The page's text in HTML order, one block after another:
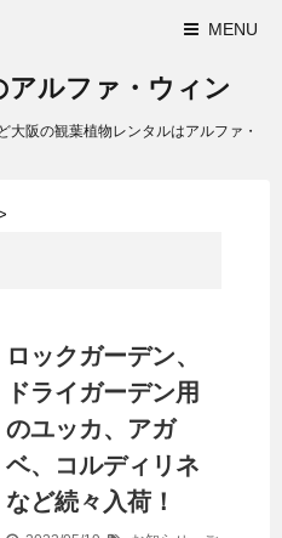
MENU
ルファ・ウィン
大阪の観葉植物レンタルはアルファ・
ロックガーデン、
ドライガーデン用
のユッカ、アガ
ベ、コルディリネ
など続々入荷！